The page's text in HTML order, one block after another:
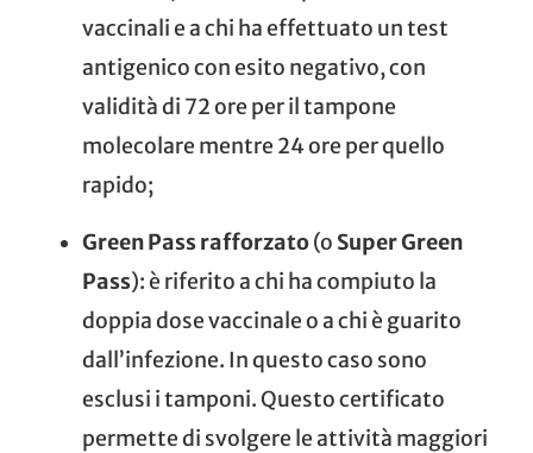
vaccinali e a chi ha effettuato un test
antigenico con esito negativo, con
validità di 72 ore per il tampone
molecolare mentre 24 ore per quello
rapido;
Green Pass rafforzato(o Super Green
Pass): è riferito a chi ha compiuto la
doppia dose vaccinale o a chi è guarito
dall’infezione. In questo caso sono
esclusi i tamponi. Questo certificato
permette di svolgere le attività maggiori